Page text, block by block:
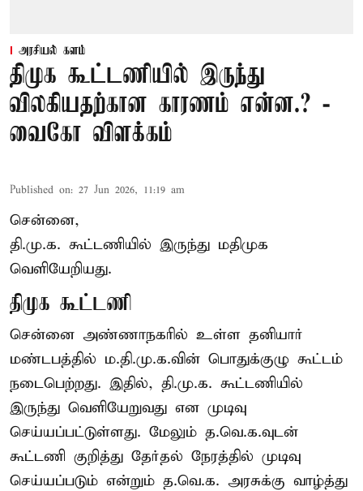
அரசியல் களம்
திமுக கூட்டணியில் இருந்து
விலகியதற்கான காரணம் என்ன.? -
வைகோ விளக்கம்
Published on: 27 Jun 2026, 11:19 am
சென்னை,
தி.மு.க. கூட்டணியில் இருந்து மதிமுக
வெளியேறியது.
திமுக கூட்டணி
சென்னை அண்ணாநகரில் உள்ள தனியார்
மண்டபத்தில் ம.தி.மு.க.வின் பொதுக்குழு கூட்டம்
நடைபெற்றது. இதில், தி.மு.க. கூட்டணியில்
இருந்து வெளியேறுவது என முடிவு
செய்யப்பட்டுள்ளது. மேலும் த.வெ.க.வுடன்
கூட்டணி குறித்து தேர்தல் நேரத்தில் முடிவு
செய்யப்படும் என்றும் த.வெ.க. அரசுக்கு வாழ்த்து